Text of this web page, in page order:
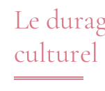
Le
culturel